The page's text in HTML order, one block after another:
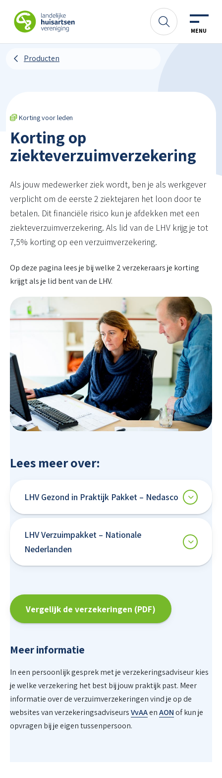
LHV
MENU
Zoeken
Producten
Korting voor leden
Korting op
ziekteverzuimverzekering
Als jouw medewerker ziek wordt, ben je als werkgever
verplicht om de eerste 2 ziektejaren het loon door te
betalen. Dit financiële risico kun je afdekken met een
ziekteverzuimverzekering. Als lid van de LHV krijg je tot
7,5% korting op een verzuimverzekering.
Op deze pagina lees je bij welke 2 verzekeraars je korting
krijgt als je lid bent van de LHV.
Lees meer over:
LHV Gezond in Praktijk Pakket – Nedasco
LHV Verzuimpakket – Nationale
Nederlanden
Vergelijk de verzekeringen (PDF)
Meer informatie
In een persoonlijk gesprek met je verzekeringsadviseur kies
je welke verzekering het best bij jouw praktijk past. Meer
informatie over de verzuimverzekeringen vind je op de
websites van verzekeringsadviseursVvAAenAONof kun je
opvragen bij je eigen tussenpersoon.